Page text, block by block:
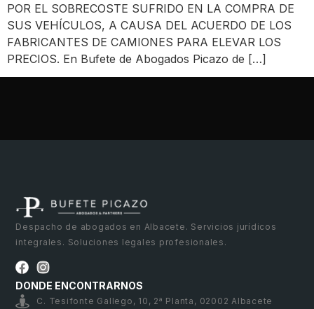
POR EL SOBRECOSTE SUFRIDO EN LA COMPRA DE
SUS VEHÍCULOS, A CAUSA DEL ACUERDO DE LOS
FABRICANTES DE CAMIONES PARA ELEVAR LOS
PRECIOS. En Bufete de Abogados Picazo de […]
Despacho de abogados en Albacete. Servicios jurídicos
integrales. Soluciones legales profesionales.
DONDE ENCONTRARNOS
C. Tesifonte Gallego, 10, 2ª Planta, 02002 Albacete